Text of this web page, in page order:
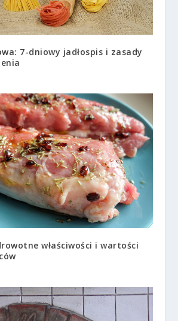
7-dniowy jadłospis i zasady
właściwości i wartości